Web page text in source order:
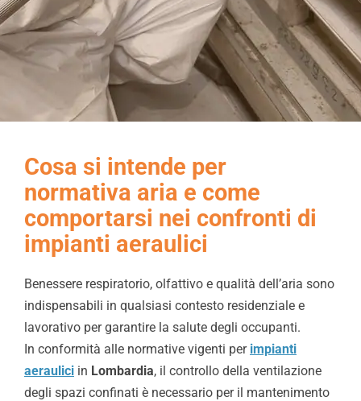
Chi Siamo
Cosa si intende per
normativa aria e come
comportarsi nei confronti di
impianti aeraulici
Benessere respiratorio, olfattivo e qualità dell’aria sono
indispensabili in qualsiasi contesto residenziale e
lavorativo per garantire la salute degli occupanti.
In conformità alle normative vigenti per impianti
aerauliciin Lombardia, il controllo della ventilazione
degli spazi confinati è necessario per il mantenimento